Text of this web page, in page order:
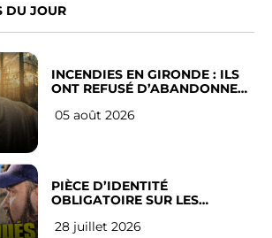
DU JOUR
INCENDIES EN GIRONDE : ILS
ONT REFUSÉ D’ABANDONNER
05 août 2026
PIÈCE D’IDENTITÉ
OBLIGATOIRE SUR LES
Français
28 juillet 2026